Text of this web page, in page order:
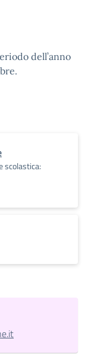
dell’anno
scolastica: